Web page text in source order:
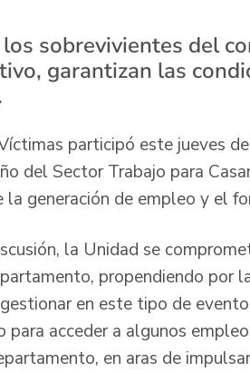
sobrevivientes del
garantizan las
participó este jueves
del Sector Trabajo para
la generación de empleo y el
la Unidad se
propendiendo por
en este tipo de
acceder a algunos
en aras de